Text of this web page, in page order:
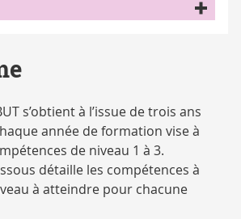
s’obtient à l’issue de trois ans
année de formation vise à
de niveau 1 à 3.
détaille les compétences à
à atteindre pour chacune